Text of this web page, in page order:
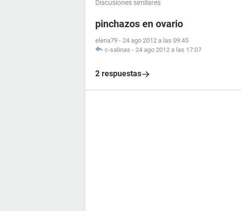
Discusiones similares
pinchazos en ovario
elena79 - 24 ago 2012 a las 09:45
c-salinas - 24 ago 2012 a las 17:07
2 respuestas